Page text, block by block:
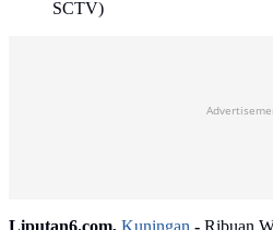
SCTV)